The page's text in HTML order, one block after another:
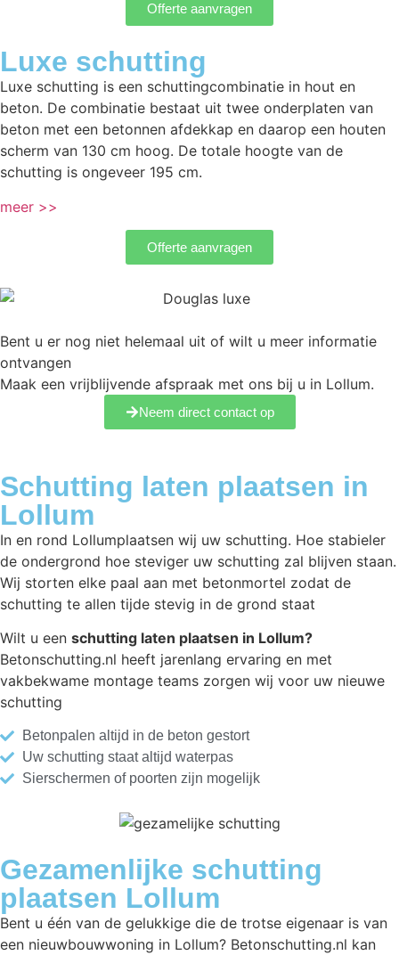
Offerte aanvragen
Luxe schutting
Luxe schutting is een schuttingcombinatie in hout en
beton. De combinatie bestaat uit twee onderplaten van
beton met een betonnen afdekkap en daarop een houten
scherm van 130 cm hoog. De totale hoogte van de
schutting is ongeveer 195 cm.
meer >>
Offerte aanvragen
Bent u er nog niet helemaal uit of wilt u meer informatie
ontvangen
Maak een vrijblijvende afspraak met ons bij u in Lollum.
Neem direct contact op
Schutting laten plaatsen in
Lollum
In en rond Lollumplaatsen wij uw schutting. Hoe stabieler
de ondergrond hoe steviger uw schutting zal blijven staan.
Wij storten elke paal aan met betonmortel zodat de
schutting te allen tijde stevig in de grond staat
Wilt u een schutting laten plaatsen in Lollum?
Betonschutting.nl heeft jarenlang ervaring en met
vakbekwame montage teams zorgen wij voor uw nieuwe
schutting
Betonpalen altijd in de beton gestort
Uw schutting staat altijd waterpas
Sierschermen of poorten zijn mogelijk
Gezamenlijke schutting
plaatsen Lollum
Bent u één van de gelukkige die de trotse eigenaar is van
een nieuwbouwwoning in Lollum? Betonschutting.nl kan